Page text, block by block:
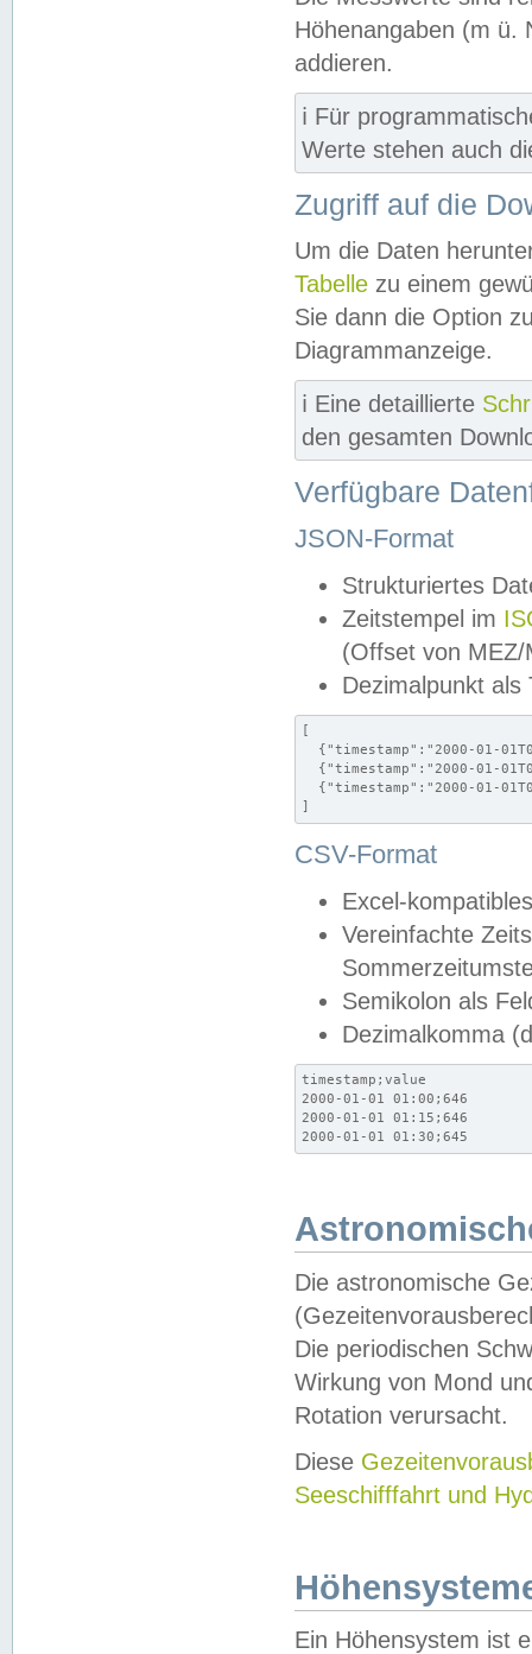
Höhenangaben (m ü.
addieren.
ℹ️ Für
Werte stehen auch
Zugriff auf die
Um die Daten
Tabelle zu einem
Sie dann die Option
Diagrammanzeige.
ℹ️ Eine detaillierte
den gesamten
Verfügbare
JSON-Format
Strukturiertes
Zeitstempel im
(Offset von MEZ/
Dezimalpunkt als
[
{"timestamp":"2000-01-
{"timestamp":"2000-01-
{"timestamp":"2000-01-
]
CSV-Format
Excel-
Vereinfachte
Semikolon als
Dezimalkomma
timestamp;value
2000-01-01 01:00;646
2000-01-01 01:15;646
2000-01-01 01:30;645
Die astronomische
Die periodischen
Wirkung von Mond
Rotation verursacht.
Diese
Seeschifffahrt und
Ein Höhensystem ist